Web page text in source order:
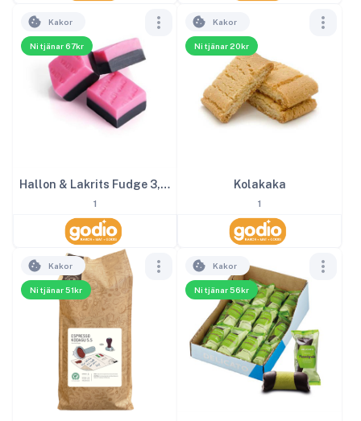
Ni tjänar 67kr
Kakor
Hallon & Lakrits Fudge 3,2kg
1
Ni tjänar 20kr
Kakor
Kolakaka
1
Ni tjänar 51kr
Kakor
Ni tjänar 56kr
Kakor